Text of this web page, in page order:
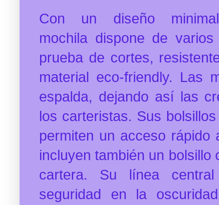
Con un diseño
mochila dispone de
prueba de cortes,
material eco-friendly. Las
espalda, dejando así las
los carteristas. Sus
permiten un acceso
incluyen también un
cartera. Su línea
seguridad en la